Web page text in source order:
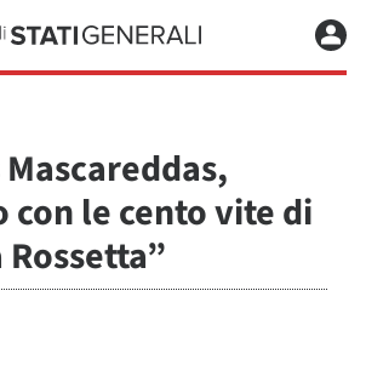
con le cento vite di